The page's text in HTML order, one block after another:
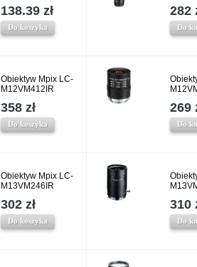
138.39 zł
Do koszyka
282
Do
Obiektyw Mpix LC-
M12VM412IR
358 zł
Do koszyka
269
Do
Obiektyw Mpix LC-
M13VM246IR
302 zł
Do koszyka
310
Do